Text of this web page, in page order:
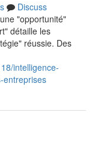
Discuss
"opportunité"
détaille les
réussie. Des
intelligence-
entreprises